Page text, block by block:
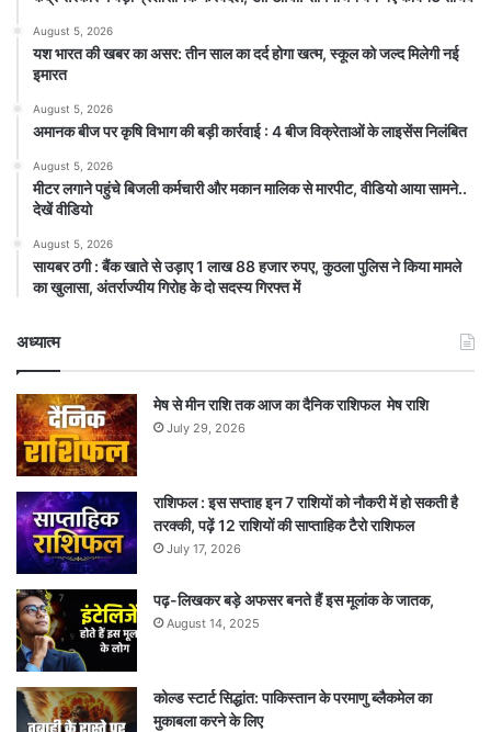
August 5, 2026
यश भारत की खबर का असर: तीन साल का दर्द होगा खत्म, स्कूल को जल्द मिलेगी नई
इमारत
August 5, 2026
अमानक बीज पर कृषि विभाग की बड़ी कार्रवाई : 4 बीज विक्रेताओं के लाइसेंस निलंबित
August 5, 2026
मीटर लगाने पहुंचे बिजली कर्मचारी और मकान मालिक से मारपीट, वीडियो आया सामने..
देखें वीडियो
August 5, 2026
सायबर ठगी : बैंक खाते से उड़ाए 1 लाख 88 हजार रुपए, कुठला पुलिस ने किया मामले
का खुलासा, अंतर्राज्यीय गिरोह के दो सदस्य गिरफ्त में
अध्यात्म
मेष से मीन राशि तक आज का दैनिक राशिफल मेष राशि
July 29, 2026
राशिफल : इस सप्ताह इन 7 राशियों को नौकरी में हो सकती है
तरक्की, पढ़ें 12 राशियों की साप्ताहिक टैरो राशिफल
July 17, 2026
पढ़-लिखकर बड़े अफसर बनते हैं इस मूलांक के जातक,
August 14, 2025
कोल्ड स्टार्ट सिद्धांत: पाकिस्तान के परमाणु ब्लैकमेल का
मुकाबला करने के लिए